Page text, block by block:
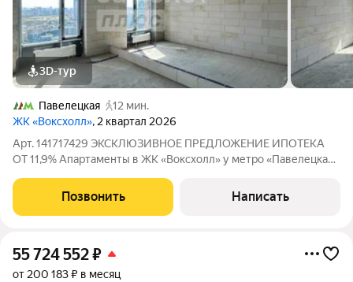
3D-тур
Павелецкая
12 мин.
ЖК «Воксхолл», 2 квартал 2026
Арт. 141717429 ЭКСКЛЮЗИВНОЕ ПРЕДЛОЖЕНИЕ ИПОТЕКА
ОТ 11,9% Апартаменты в ЖК «Воксхолл» у метро «Павелецкая»
современного 25-этажного жилого комплекса. Панорамный
вид на Москву, потолки высотой 3,2 м и
Позвонить Написать
55 724 552₽
от 200 183 ₽ в месяц